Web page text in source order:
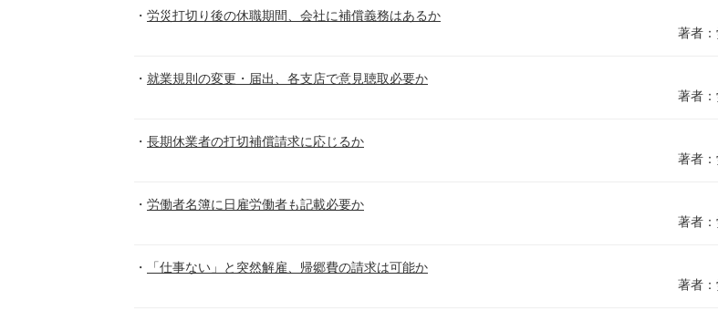
労災打切り後の休職期間、会社に補償義務はあるか
著者
就業規則の変更・届出、各支店で意見聴取必要か
著者
長期休業者の打切補償請求に応じるか
著者
労働者名簿に日雇労働者も記載必要か
著者
「仕事ない」と突然解雇、帰郷費の請求は可能か
著者